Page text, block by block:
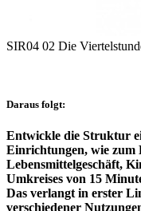
SIR04 02 Die
Daraus folgt:
Entwickle die Struktur
Einrichtungen, wie zum
Lebensmittelgeschäft,
Umkreises von 15
Das verlangt in erster
verschiedener